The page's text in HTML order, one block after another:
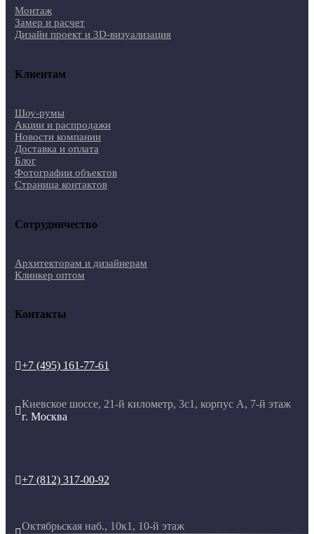
Монтаж
Замер и расчет
Дизайн проект и 3D-визуализация
Клиентам
Шоу-румы
Акции и распродажи
Новости компании
Доставка и оплата
Блог
Фотографии объектов
Страница контактов
Сотрудничество
Архитекторам и дизайнерам
Клинкер оптом
Контакты
+7 (495) 161-77-61

Киевское шоссе, 21-й километр, 3с1, корпус А, 7-й этаж
г. Москва
+7 (812) 317-00-92
Октябрьская наб., 10к1, 10-й этаж